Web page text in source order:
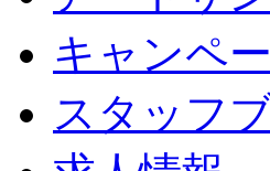
キャンペ
スタッフ